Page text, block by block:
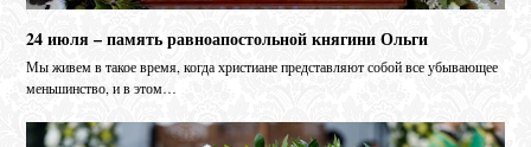
24 июля – память равноапостольной княгини Ольги
Мы живем в такое время, когда христиане представляют собой все убывающее
меньшинство, и в этом…